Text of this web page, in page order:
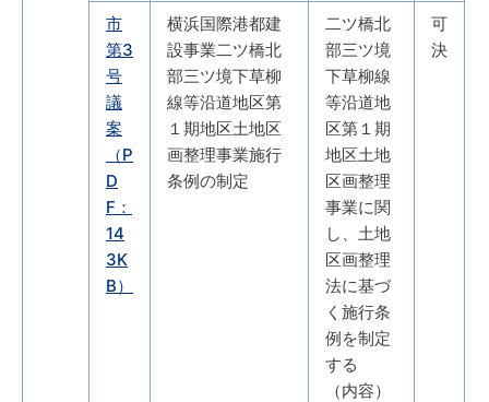
市
第3
号
議
案
（P
D
F：
14
3K
B）
横浜国際港都建
設事業二ツ橋北
部三ツ境下草柳
線等沿道地区第
１期地区土地区
画整理事業施行
条例の制定
二ツ橋北
部三ツ境
下草柳線
等沿道地
区第１期
地区土地
区画整理
事業に関
し、土地
区画整理
法に基づ
く施行条
例を制定
する
（内容）
可
決